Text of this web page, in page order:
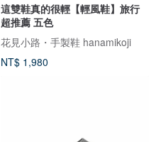
這雙鞋真的很輕【輕風鞋】旅行
超推薦 五色
花見小路・手製鞋 hanamikoji
NT$ 1,980